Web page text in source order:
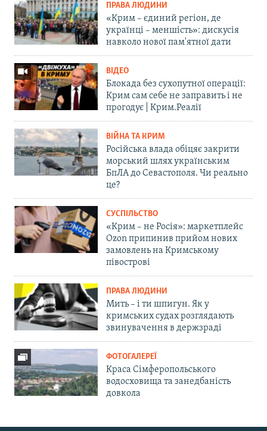
ПРАВА ЛЮДИНИ
«Крим – єдиний регіон, де
українці – меншість»: дискусія
навколо нової пам'ятної дати
ВІДЕО
Блокада без сухопутної операції:
Крим сам себе не заправить і не
прогодує | Крим.Реалії
ВІЙНА ТА КРИМ
Російська влада обіцяє закрити
морський шлях українським
БпЛА до Севастополя. Чи реально
це?
СУСПІЛЬСТВО
«Крим – не Росія»: маркетплейс
Ozon припинив прийом нових
замовлень на Кримському
півострові
ПРАВА ЛЮДИНИ
Мить – і ти шпигун. Як у
кримських судах розглядають
звинувачення в держзраді
ФОТОГАЛЕРЕЇ
Краса Сімферопольського
водосховища та занедбаність
довкола